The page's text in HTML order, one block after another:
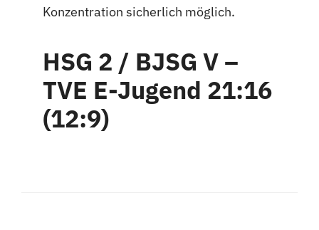
Konzentration sicherlich möglich.
HSG 2 / BJSG V –
TVE E-Jugend 21:16
(12:9)